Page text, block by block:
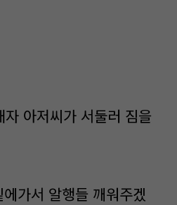
아저씨가 서둘러 짐을
가서 알행들 깨워주겠